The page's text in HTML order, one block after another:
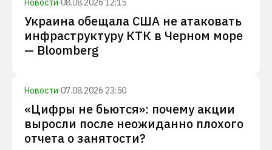
Новости·08.08.2026 12:15
Украина обещала США не атаковать
инфраструктуру КТК в Черном море
— Bloomberg
Новости·07.08.2026 23:50
«Цифры не бьются»: почему акции
выросли после неожиданно плохого
отчета о занятости?